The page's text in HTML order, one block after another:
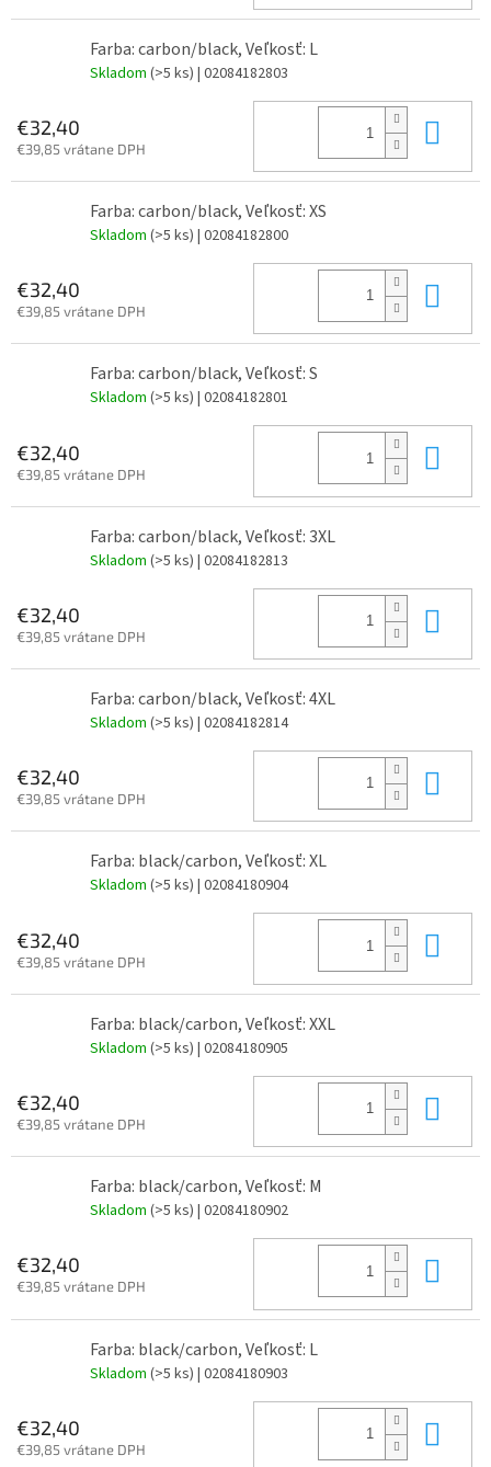
Farba: carbon/black, Veľkosť: L
Skladom (>5 ks) | 02084182803
€32,40
€39,85 vrátane DPH
Farba: carbon/black, Veľkosť: XS
Skladom (>5 ks) | 02084182800
€32,40
€39,85 vrátane DPH
Farba: carbon/black, Veľkosť: S
Skladom (>5 ks) | 02084182801
€32,40
€39,85 vrátane DPH
Farba: carbon/black, Veľkosť: 3XL
Skladom (>5 ks) | 02084182813
€32,40
€39,85 vrátane DPH
Farba: carbon/black, Veľkosť: 4XL
Skladom (>5 ks) | 02084182814
€32,40
€39,85 vrátane DPH
Farba: black/carbon, Veľkosť: XL
Skladom (>5 ks) | 02084180904
€32,40
€39,85 vrátane DPH
Farba: black/carbon, Veľkosť: XXL
Skladom (>5 ks) | 02084180905
€32,40
€39,85 vrátane DPH
Farba: black/carbon, Veľkosť: M
Skladom (>5 ks) | 02084180902
€32,40
€39,85 vrátane DPH
Farba: black/carbon, Veľkosť: L
Skladom (>5 ks) | 02084180903
€32,40
€39,85 vrátane DPH